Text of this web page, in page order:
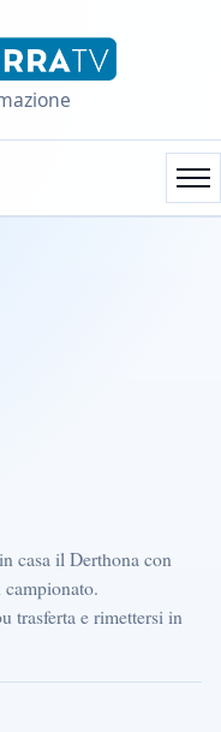
casa il Derthona con
trasferta e rimettersi in